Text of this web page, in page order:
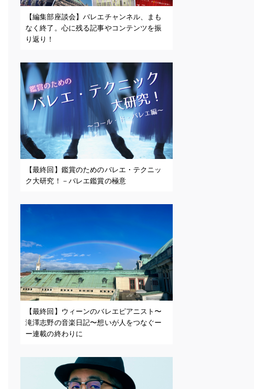
【編集部座談会】バレエチャンネル、まも
なく終了。心に残る記事やコンテンツを振
り返り！
【最終回】鑑賞のためのバレエ・テクニッ
ク大研究！－バレエ鑑賞の極意
【最終回】ウィーンのバレエピアニスト〜
滝澤志野の音楽日記〜想いが人をつなぐー
ー連載の終わりに